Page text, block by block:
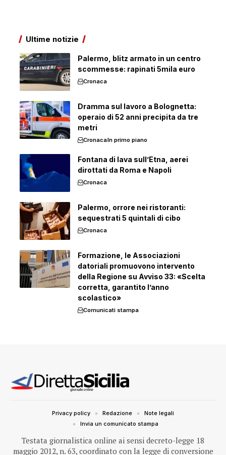
Ultime notizie
Palermo, blitz armato in un centro
scommesse: rapinati 5mila euro
Cronaca
Dramma sul lavoro a Bolognetta:
operaio di 52 anni precipita da tre
metri
CronacaIn primo piano
Fontana di lava sull’Etna, aerei
dirottati da Roma e Napoli
Cronaca
Palermo, orrore nei ristoranti:
sequestrati 5 quintali di cibo
Cronaca
Formazione, le Associazioni
datoriali promuovono intervento
della Regione su Avviso 33: «Scelta
corretta, garantito l’anno
scolastico»
Comunicati stampa
Testata giornalistica online ai sensi decreto-legge 18
maggio 2012, n. 63, coordinato con la legge di conversione
Privacy policy Redazione
Note legali
Invia un comunicato stampa